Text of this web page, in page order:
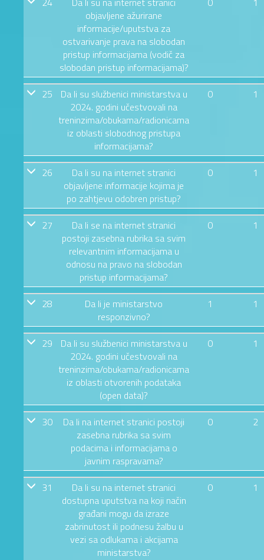
objavljene ažurirane
informacije/uputstva za
ostvarivanje prava na slobodan
pristup informacijama (vodič za
slobodan pristup informacijama)?
25
Da li su službenici ministarstva u
2024. godini učestvovali na
treninzima/obukama/radionicama
iz oblasti slobodnog pristupa
informacijama?
0 1
26
Da li su na internet stranici
objavljene informacije kojima je
po zahtjevu odobren pristup?
0 1
27
Da li se na internet stranici
postoji zasebna rubrika sa svim
relevantnim informacijama u
odnosu na pravo na slobodan
pristup informacijama?
0 1
28
Da li je ministarstvo
responzivno?
1 1
29
Da li su službenici ministarstva u
2024. godini učestvovali na
treninzima/obukama/radionicama
iz oblasti otvorenih podataka
(open data)?
0 1
30
Da li na internet stranici postoji
zasebna rubrika sa svim
podacima i informacijama o
javnim raspravama?
0 2
31
Da li su na internet stranici
dostupna uputstva na koji način
građani mogu da izraze
zabrinutost ili podnesu žalbu u
vezi sa odlukama i akcijama
ministarstva?
0 1